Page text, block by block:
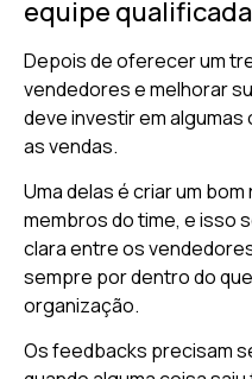
equipe qualificada
Depois de oferecer um
vendedores e melhorar
deve investir em
as vendas.
Uma delas é criar um
membros do time, e isso
clara entre os
sempre por dentro do
organização.
Os feedbacks precisam